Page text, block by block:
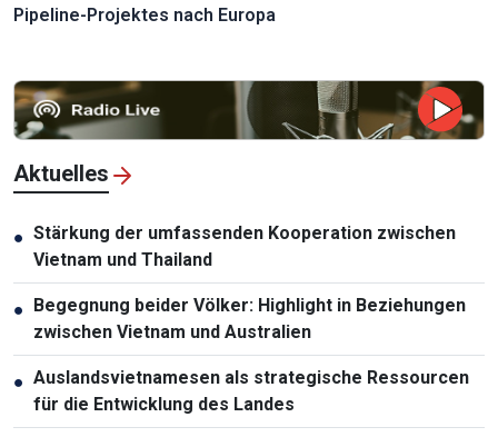
Pipeline-Projektes nach Europa
Aktuelles
● Stärkung der umfassenden Kooperation zwischen
Vietnam und Thailand
● Begegnung beider Völker: Highlight in Beziehungen
zwischen Vietnam und Australien
● Auslandsvietnamesen als strategische Ressourcen
für die Entwicklung des Landes